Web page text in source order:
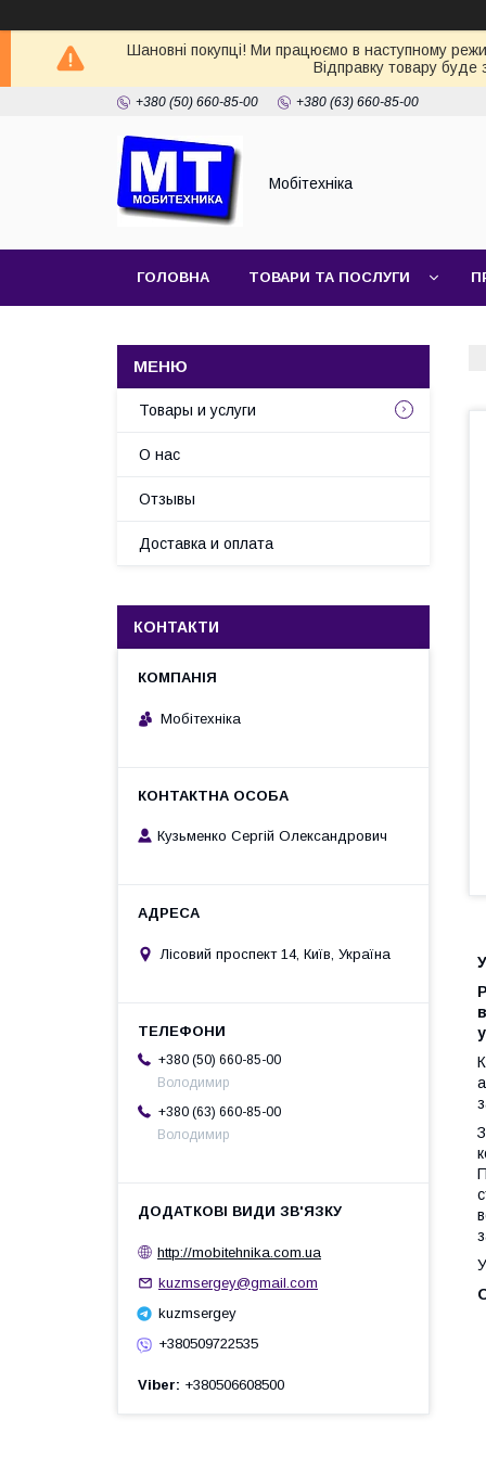
Шановні покупці! Ми працюємо в наступному
Відправку товару
+380 (50) 660-85-00 +380 (63) 660-85-00
Мобітехніка
ГОЛОВНА ТОВАРИ ТА ПОСЛУГИ
Товары и услуги
О нас
Отзывы
Доставка и оплата
КОНТАКТИ
Мобітехніка
Кузьменко Сергій Олександрович
Лісовий проспект 14, Київ, Україна
+380 (50) 660-85-00
Володимир
+380 (63) 660-85-00
Володимир
http://mobitehnika.com.ua
kuzmsergey@gmail.com
kuzmsergey
+380509722535
Viber +380506608500